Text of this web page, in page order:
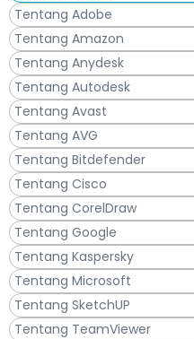
Tentang Adobe
Tentang Amazon
Tentang Anydesk
Tentang Autodesk
Tentang Avast
Tentang AVG
Tentang Bitdefender
Tentang Cisco
Tentang CorelDraw
Tentang Google
Tentang Kaspersky
Tentang Microsoft
Tentang SketchUP
Tentang TeamViewer